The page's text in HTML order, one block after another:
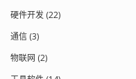
硬件开发 (22)
通信 (3)
物联网 (2)